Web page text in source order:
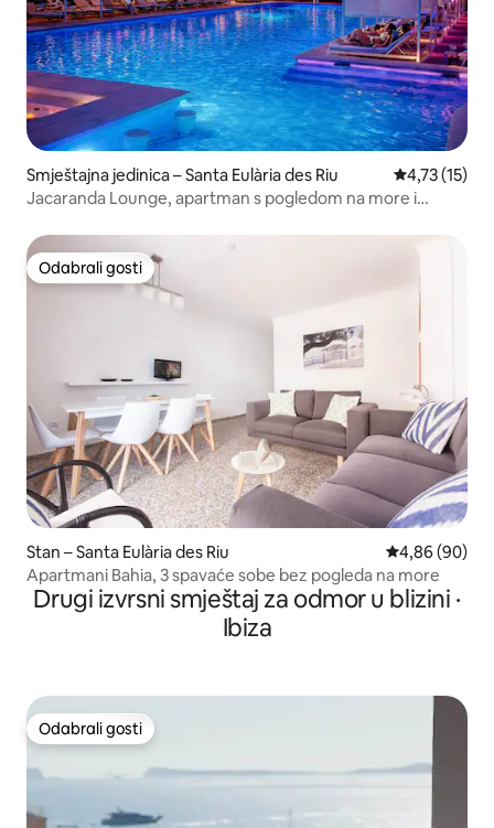
Smještajna jedinica – Santa Eulària des Riu Prosječna
4,73 (15)
Jacaranda Lounge, apartman s pogledom na more i
Odabrali gosti
Odabrali gosti
Stan – Santa Eulària des Riu Prosječna
4,86 (90)
Apartmani Bahia, 3 spavaće sobe bez pogleda na more
Drugi izvrsni smještaj za odmor u blizini ·
Ibiza
Odabrali gosti
Odabrali gosti